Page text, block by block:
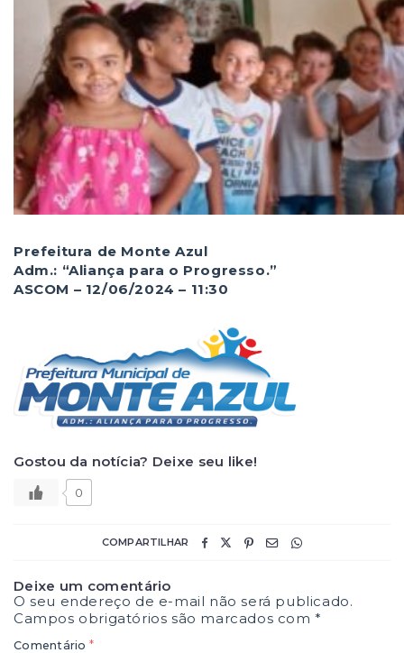
Prefeitura de Monte Azul
Adm.: “Aliança para o Progresso.”
ASCOM – 12/06/2024 – 11:30
Gostou da notícia? Deixe seu like!
0
COMPARTILHAR
Deixe um comentário
O seu endereço de e-mail não será publicado.
Campos obrigatórios são marcados com*
Comentário *